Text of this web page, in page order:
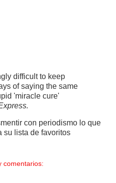
difficult to keep
of saying the same
'miracle cure'
con periodismo lo que
su lista de favoritos
comentarios: